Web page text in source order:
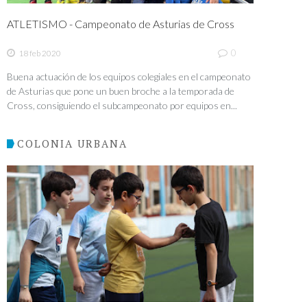
ATLETISMO - Campeonato de Asturias de Cross
18 feb 2020 0
Buena actuación de los equipos colegiales en el campeonato
de Asturias que pone un buen broche a la temporada de
Cross, consiguiendo el subcampeonato por equipos en...
COLONIA URBANA